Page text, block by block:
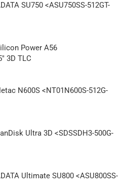
SU750 <ASU750SS-512GT-
Power A56
3D TLC
N600S <NT01N600S-512G-
Ultra 3D <SDSSDH3-500G-
Ultimate SU800 <ASU800SS-